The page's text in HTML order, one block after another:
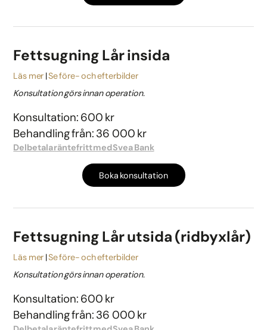
Fettsugning Lår insida
Läs mer Se före- och efterbilder
Konsultation görs innan operation.
Konsultation: 600 kr
Behandling från: 36 000 kr
Delbetala räntefritt med Svea Bank
Boka konsultation
Fettsugning Lår utsida (ridbyxlår)
Läs mer Se före- och efterbilder
Konsultation görs innan operation.
Konsultation: 600 kr
Behandling från: 36 000 kr